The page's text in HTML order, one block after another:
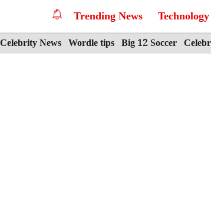
Trending News Technology
Celebrity News Wordle tips Big 12 Soccer